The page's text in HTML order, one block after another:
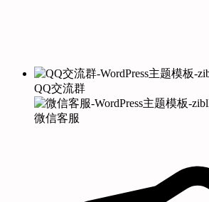
QQ交流群
微信客服